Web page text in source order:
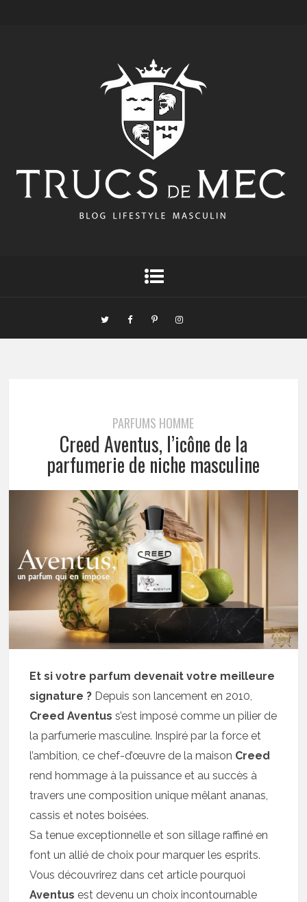
PARFUMS HOMME
Creed Aventus, l’icône de la
parfumerie de niche masculine
Et si votre parfum devenait votre meilleure
signature ? Depuis son lancement en 2010,
Creed Aventus s’est imposé comme un pilier de
la parfumerie masculine. Inspiré par la force et
l’ambition, ce chef-d’œuvre de la maison Creed
rend hommage à la puissance et au succès à
travers une composition unique mêlant ananas,
cassis et notes boisées.
Sa tenue exceptionnelle et son sillage raffiné en
font un allié de choix pour marquer les esprits.
Vous découvrirez dans cet article pourquoi
Aventus est devenu un choix incontournable